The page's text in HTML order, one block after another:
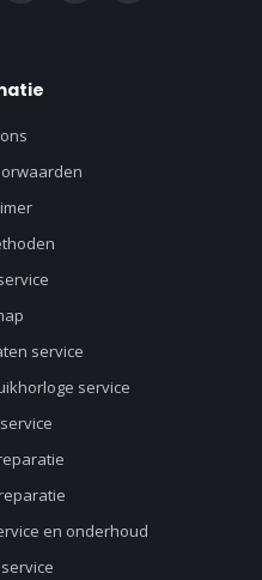
service
service
en onderhoud